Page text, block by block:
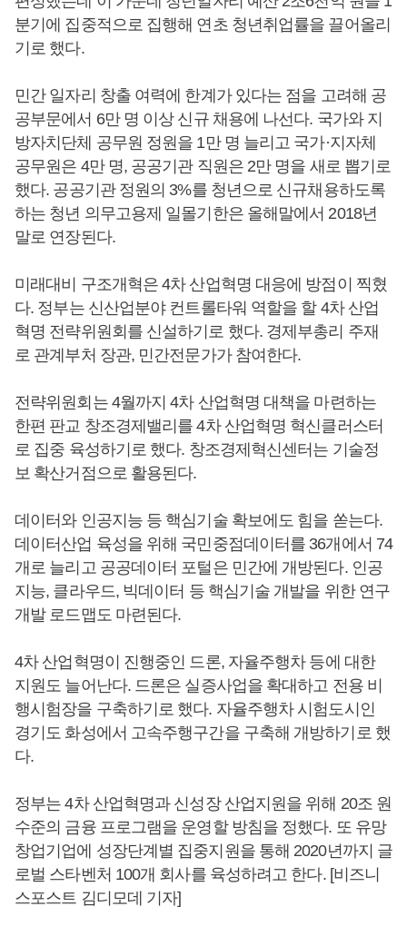
분기에 집중적으로 집행해 연초 청년취업률을 끌어올리
기로 했다.
민간 일자리 창출 여력에 한계가 있다는 점을 고려해 공
공부문에서 6만 명 이상 신규 채용에 나선다. 국가와 지
방자치단체 공무원 정원을 1만 명 늘리고 국가·지자체
공무원은 4만 명, 공공기관 직원은 2만 명을 새로 뽑기로
했다. 공공기관 정원의 3%를 청년으로 신규채용하도록
하는 청년 의무고용제 일몰기한은 올해말에서 2018년
말로 연장된다.
미래대비 구조개혁은 4차 산업혁명 대응에 방점이 찍혔
다. 정부는 신산업분야 컨트롤타워 역할을 할 4차 산업
혁명 전략위원회를 신설하기로 했다. 경제부총리 주재
로 관계부처 장관, 민간전문가가 참여한다.
전략위원회는 4월까지 4차 산업혁명 대책을 마련하는
한편 판교 창조경제밸리를 4차 산업혁명 혁신클러스터
로 집중 육성하기로 했다. 창조경제혁신센터는 기술정
보 확산거점으로 활용된다.
데이터와 인공지능 등 핵심기술 확보에도 힘을 쏟는다.
데이터산업 육성을 위해 국민중점데이터를 36개에서 74
개로 늘리고 공공데이터 포털은 민간에 개방된다. 인공
지능, 클라우드, 빅데이터 등 핵심기술 개발을 위한 연구
개발 로드맵도 마련된다.
4차 산업혁명이 진행중인 드론, 자율주행차 등에 대한
지원도 늘어난다. 드론은 실증사업을 확대하고 전용 비
행시험장을 구축하기로 했다. 자율주행차 시험도시인
경기도 화성에서 고속주행구간을 구축해 개방하기로 했
다.
정부는 4차 산업혁명과 신성장 산업지원을 위해 20조 원
수준의 금융 프로그램을 운영할 방침을 정했다. 또 유망
창업기업에 성장단계별 집중지원을 통해 2020년까지 글
로벌 스타벤처 100개 회사를 육성하려고 한다. [비즈니
스포스트 김디모데 기자]